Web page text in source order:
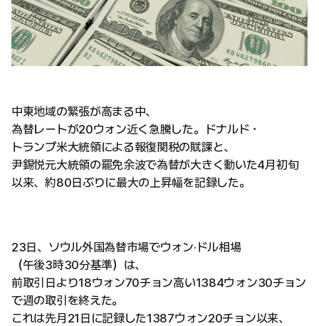
中東地域の緊張が高まる中、
為替レートが20ウォン近く急騰した。ドナルド・
トランプ米大統領による報復関税の賦課と、
尹錫悦元大統領の罷免余波で為替が大きく動いた4月初旬
以来、約80日ぶりに最大の上昇幅を記録した。
23日、ソウル外国為替市場でウォン·ドル相場
（午後3時30分基準）は、
前取引日より18ウォン70チョン高い1384ウォン30チョン
で週の取引を終えた。
これは先月21日に記録した1387ウォン20チョン以来、